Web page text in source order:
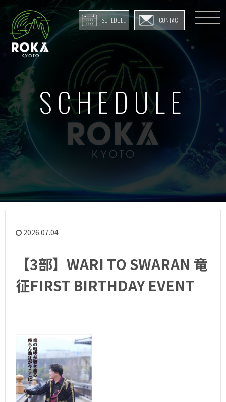
SCHEDULE CONTACT
SCHEDULE
2026.07.04
【3部】WARI TO SWARAN 竜
征FIRST BIRTHDAY EVENT